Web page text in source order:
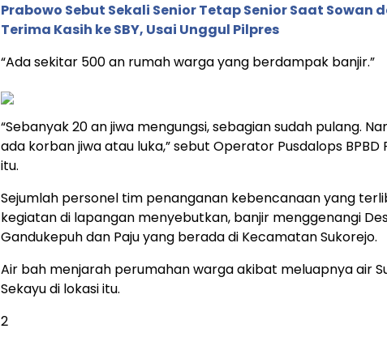
Prabowo Sebut Sekali Senior Tetap Senior Saat Sowan
Terima Kasih ke SBY, Usai Unggul Pilpres
“Ada sekitar 500 an rumah warga yang berdampak banjir.”
“Sebanyak 20 an jiwa mengungsi, sebagian sudah pulang.
ada korban jiwa atau luka,” sebut Operator Pusdalops BPBD
itu.
Sejumlah personel tim penanganan kebencanaan yang
kegiatan di lapangan menyebutkan, banjir menggenangi
Gandukepuh dan Paju yang berada di Kecamatan Sukorejo.
Air bah menjarah perumahan warga akibat meluapnya air
Sekayu di lokasi itu.
2